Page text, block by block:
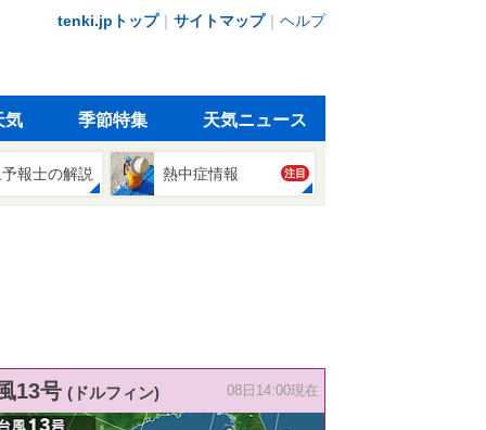
tenki.jpトップ｜ サイトマップ｜ ヘルプ
気 季節特集 天気ニュース
報士の解説 熱中症情報 注目
13号 (ドルフィン) 08日14:00現在